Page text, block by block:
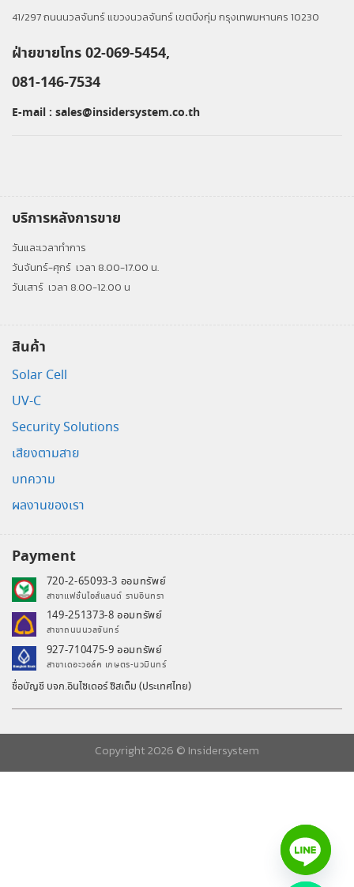
41/297 ถนนนวลจันทร์ แขวงนวลจันทร์ เขตบึงกุ่ม กรุงเทพมหานคร 10230
ฝ่ายขายโทร 02-069-5454,
081-146-7534
E-mail : sales@insidersystem.co.th
บริการหลังการขาย
วันและเวลาทำการ
วันจันทร์-ศุกร์ เวลา 8.00-17.00 น.
วันเสาร์ เวลา 8.00-12.00 น
สินค้า
Solar Cell
UV-C
Security Solutions
เสียงตามสาย
บทความ
ผลงานของเรา
Payment
720-2-65093-3 ออมทรัพย์
สาขาแฟชั่นไอส์แลนด์ รามอินทรา
149-251373-8 ออมทรัพย์
สาขาถนนนวลจันทร์
927-710475-9 ออมทรัพย์
สาขาเดอะวอล์ค เกษตร-นวมินทร์
ชื่อบัญชี บจก.อินไซเดอร์ ซิสเต็ม (ประเทศไทย)
Copyright 2026 © Insidersystem